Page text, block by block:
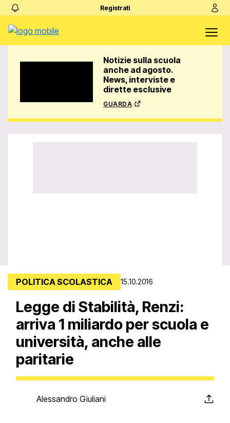
Registrati
Notizie sulla scuola
anche ad agosto.
News, interviste e
dirette esclusive
guarda
POLITICA SCOLASTICA 15.10.2016
Legge di Stabilità, Renzi:
arriva 1 miliardo per scuola e
università, anche alle
paritarie
Alessandro Giuliani